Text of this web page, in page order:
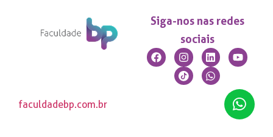
Siga-nos nas redes
sociais
faculdadebp.com.br